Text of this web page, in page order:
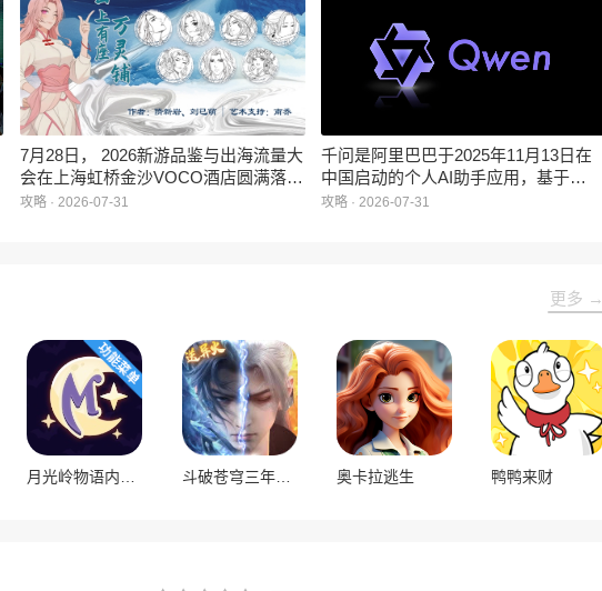
军，VP | mi2ha4获《饿狼传说：群狼
之城》冠军，WBG | PWS | NaiWang
获ENC电竞世界杯直通名额。
7月28日， 2026新游品鉴与出海流量大
会在上海虹桥金沙VOCO酒店圆满落
幕。大会以AI重构游戏出海为核心议
攻略 · 2026-07-31
千问是阿里巴巴于2025年11月13日在
中国启动的个人AI助手应用，基于
Qwen大模型开发，推出全新实时翻译
助理解。为大家带来的是千问网页版入
攻略 · 2026-07-31
更多 →
斗破苍穹三年之约手游 奥卡拉逃生 鸭鸭来财